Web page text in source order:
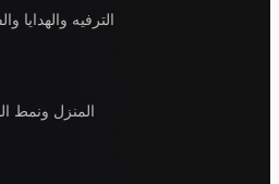
الترفيه والهدايا
المنزل ونمط الحياة